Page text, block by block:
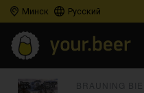
Минск Русский